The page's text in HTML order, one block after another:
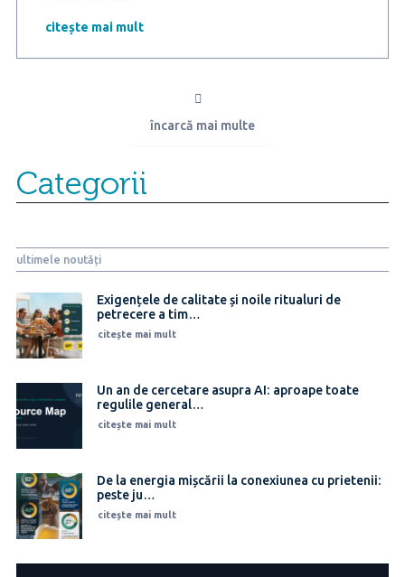
3
se
muncă
decât
citește mai mult
încarcă mai multe
Categorii
ultimele noutăți
Exigențele de calitate și noile ritualuri de
petrecere a tim…
citește mai mult
Un an de cercetare asupra AI: aproape toate
regulile general…
citește mai mult
De la energia mișcării la conexiunea cu prietenii:
peste ju…
citește mai mult